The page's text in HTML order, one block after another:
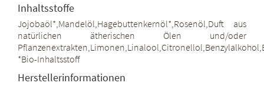
Inhaltsstoffe
Jojobaöl*,Mandelöl,Hagebuttenkernöl*,Rosenöl,Duft aus
natürlichen ätherischen Ölen und/oder
*Bio-Inhaltsstoff
Herstellerinformationen